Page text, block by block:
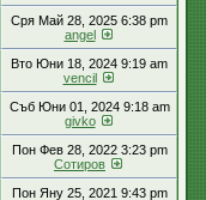
Сря Май 28, 2025 6:38 pm
аngel
Вто Юни 18, 2024 9:19 am
vencil
Съб Юни 01, 2024 9:18 am
givko
Пон Фев 28, 2022 3:23 pm
Сотиров
Пон Яну 25, 2021 9:43 pm